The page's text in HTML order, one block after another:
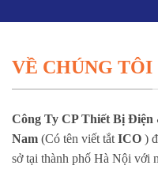
VỀ CHÚNG TÔI
Công Ty CP Thiết Bị
Nam (Có tên viết tắt ICO )
sở tại thành phố Hà Nội với